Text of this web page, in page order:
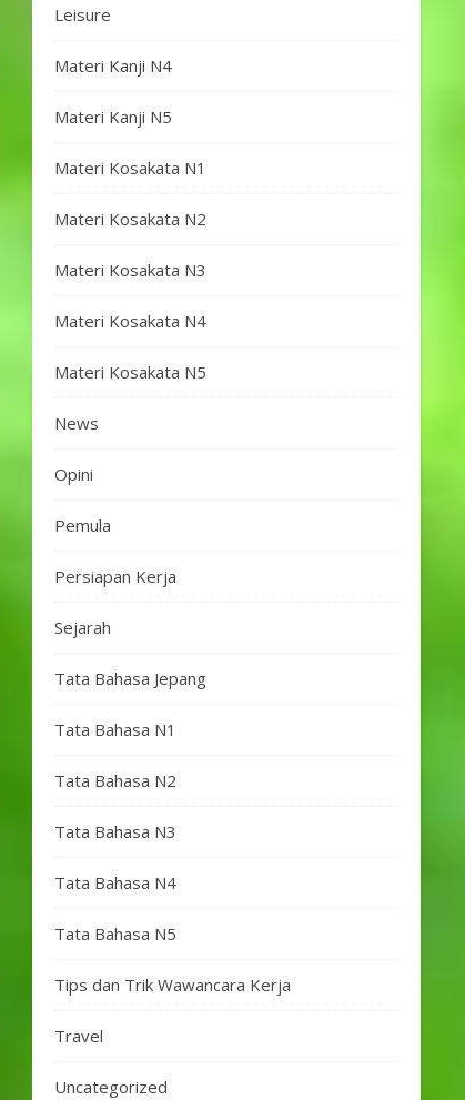
Leisure
Materi Kanji N4
Materi Kanji N5
Materi Kosakata N1
Materi Kosakata N2
Materi Kosakata N3
Materi Kosakata N4
Materi Kosakata N5
News
Opini
Pemula
Persiapan Kerja
Sejarah
Tata Bahasa Jepang
Tata Bahasa N1
Tata Bahasa N2
Tata Bahasa N3
Tata Bahasa N4
Tata Bahasa N5
Tips dan Trik Wawancara Kerja
Travel
Uncategorized